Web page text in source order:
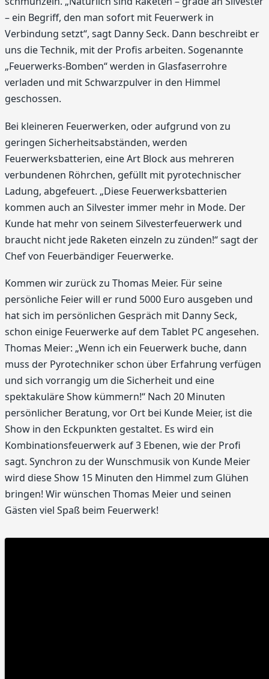
– ein Begriff, den man sofort mit Feuerwerk in
Verbindung setzt“, sagt Danny Seck. Dann beschreibt er
uns die Technik, mit der Profis arbeiten. Sogenannte
„Feuerwerks-Bomben“ werden in Glasfaserrohre
verladen und mit Schwarzpulver in den Himmel
geschossen.
Bei kleineren Feuerwerken, oder aufgrund von zu
geringen Sicherheitsabständen, werden
Feuerwerksbatterien, eine Art Block aus mehreren
verbundenen Röhrchen, gefüllt mit pyrotechnischer
Ladung, abgefeuert. „Diese Feuerwerksbatterien
kommen auch an Silvester immer mehr in Mode. Der
Kunde hat mehr von seinem Silvesterfeuerwerk und
braucht nicht jede Raketen einzeln zu zünden!“ sagt der
Chef von Feuerbändiger Feuerwerke.
Kommen wir zurück zu Thomas Meier. Für seine
persönliche Feier will er rund 5000 Euro ausgeben und
hat sich im persönlichen Gespräch mit Danny Seck,
schon einige Feuerwerke auf dem Tablet PC angesehen.
Thomas Meier: „Wenn ich ein Feuerwerk buche, dann
muss der Pyrotechniker schon über Erfahrung verfügen
und sich vorrangig um die Sicherheit und eine
spektakuläre Show kümmern!“ Nach 20 Minuten
persönlicher Beratung, vor Ort bei Kunde Meier, ist die
Show in den Eckpunkten gestaltet. Es wird ein
Kombinationsfeuerwerk auf 3 Ebenen, wie der Profi
sagt. Synchron zu der Wunschmusik von Kunde Meier
wird diese Show 15 Minuten den Himmel zum Glühen
bringen! Wir wünschen Thomas Meier und seinen
Gästen viel Spaß beim Feuerwerk!